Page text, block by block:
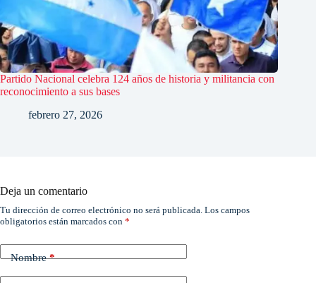
Partido Nacional celebra 124 años de historia y militancia con
reconocimiento a sus bases
febrero 27, 2026
Deja un comentario
Tu dirección de correo electrónico no será publicada. Los campos
obligatorios están marcados con *
Nombre*